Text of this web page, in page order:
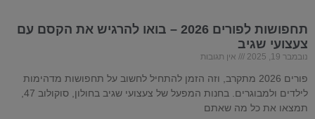
תחפושות לפורים 2026 – בואו להרגיש את הקסם עם
צעצועי שגיב
נובמבר 19, 2025 אין תגובות
פורים 2026 מתקרב, וזה הזמן להתחיל לחשוב על תחפושות מדהימות
תמצאו את כל מה שאתם